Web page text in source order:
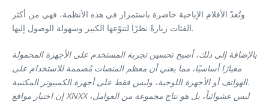
وتُعدّ الأفلام الإباحية حاضرة باستمرار في هذه الأنظمة، فهي من أكثر
الفئات زيارةً نظرًا لتنوّعها الكبير وسهولة الوصول إليها.
بالإضافة إلى ذلك، أصبح تحسين تجربة المستخدم على الأجهزة المحمولة
معيارًا أساسيًا، مما يعني أن معظم المنصات مُصممة للاستخدام على
الهواتف أو الأجهزة اللوحية، وليس فقط على أجهزة الكمبيوتر المكتبية.
إن اختيار مواقع XNXX ليس عشوائياً، بل هو نتاج مجموعة من العوامل،